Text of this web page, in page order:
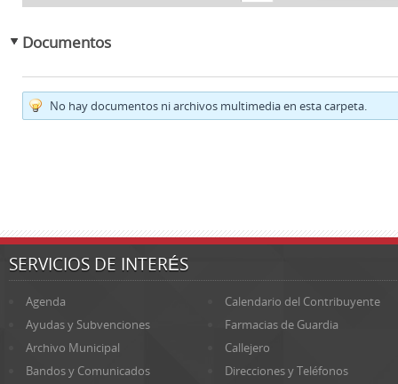
Documentos
No hay documentos ni archivos multimedia en esta carpeta.
SERVICIOS DE INTERÉS
Agenda
Calendario del Contribuyente
Ayudas y Subvenciones
Farmacias de Guardia
Archivo Municipal
Callejero
Bandos y Comunicados
Direcciones y Teléfonos